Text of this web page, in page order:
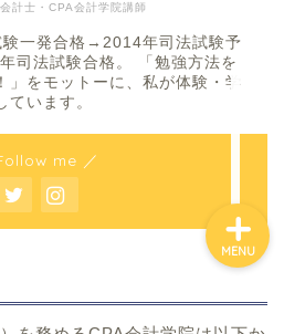
計士・CPA会計学院講師
験一発合格→2014年司法試験予
司法試験合格。 「勉強方法を
」をモットーに、私が体験・学
ています。
me ／
MENU
ホーム
勉強記事一覧